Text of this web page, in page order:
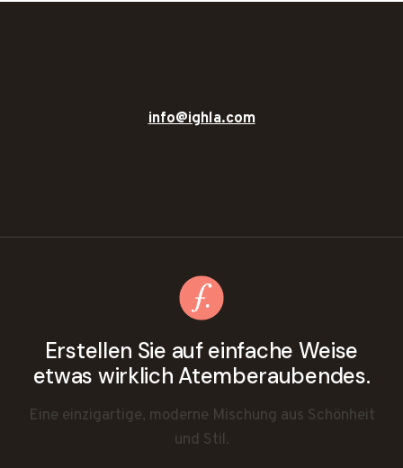
info@ighla.com
Erstellen Sie auf einfache Weise
etwas wirklich Atemberaubendes.
Eine einzigartige, moderne Mischung aus Schönheit
und Stil.